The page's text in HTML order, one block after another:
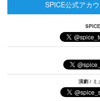
SPICE公式アカ
演劇 / ミ